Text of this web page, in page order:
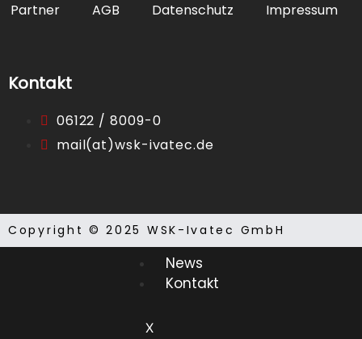
Tableaus
News
Kontakt
X
Partner AGB Datenschutz Impressum
Kontakt
06122 / 8009-0
mail(at)wsk-ivatec.de
Copyright © 2025 WSK-Ivatec GmbH